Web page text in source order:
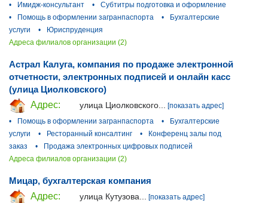
•
Имидж-консультант •
Субтитры подготовка и оформление
•
Помощь в оформлении загранпаспорта •
Бухгалтерские
услуги
•
Юриспруденция
Адреса филиалов организации (2)
Астрал Калуга, компания по продаже электронной
отчетности, электронных подписей и онлайн касс
(улица Циолковского)
Адрес:
улица Циолковского...
[показать адрес]
•
Помощь в оформлении загранпаспорта •
Бухгалтерские
услуги
• Ресторанный консалтинг •
Конференц залы под
заказ
•
Продажа электронных цифровых подписей
Адреса филиалов организации (2)
Мицар, бухгалтерская компания
Адрес:
улица Кутузова... [показать адрес]